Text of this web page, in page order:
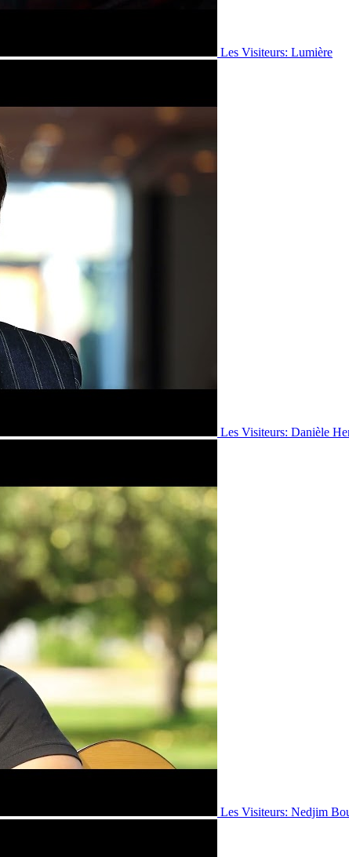
Les Visiteurs: Lumière
Les Visiteurs: Danièle
Les Visiteurs: Nedjim